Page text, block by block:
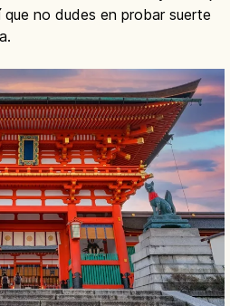
no dudes en probar suerte